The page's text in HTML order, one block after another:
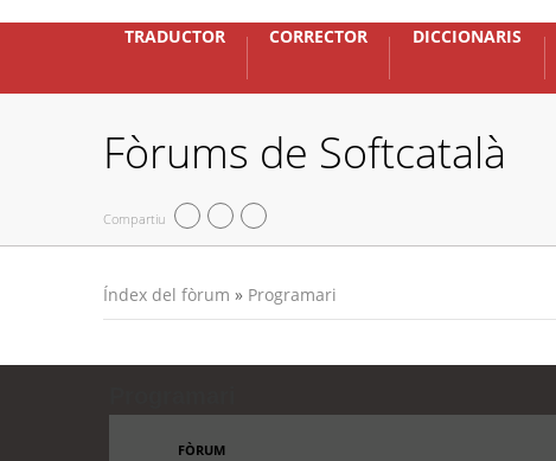
TRADUCTOR CORRECTOR DICCIONARIS
Fòrums de Softcatalà
Compartiu
Índex del fòrum » Programari
FÒRUM